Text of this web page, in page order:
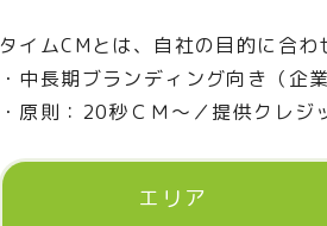
タイムCMとは、自社の目的に合
中長期ブランディング向き（企
原則：20秒ＣＭ～／提供クレジ
エリア